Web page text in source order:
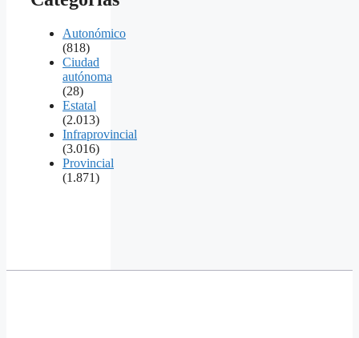
Autonómico
(818)
Ciudad
autónoma
(28)
Estatal
(2.013)
Infraprovincial
(3.016)
Provincial
(1.871)